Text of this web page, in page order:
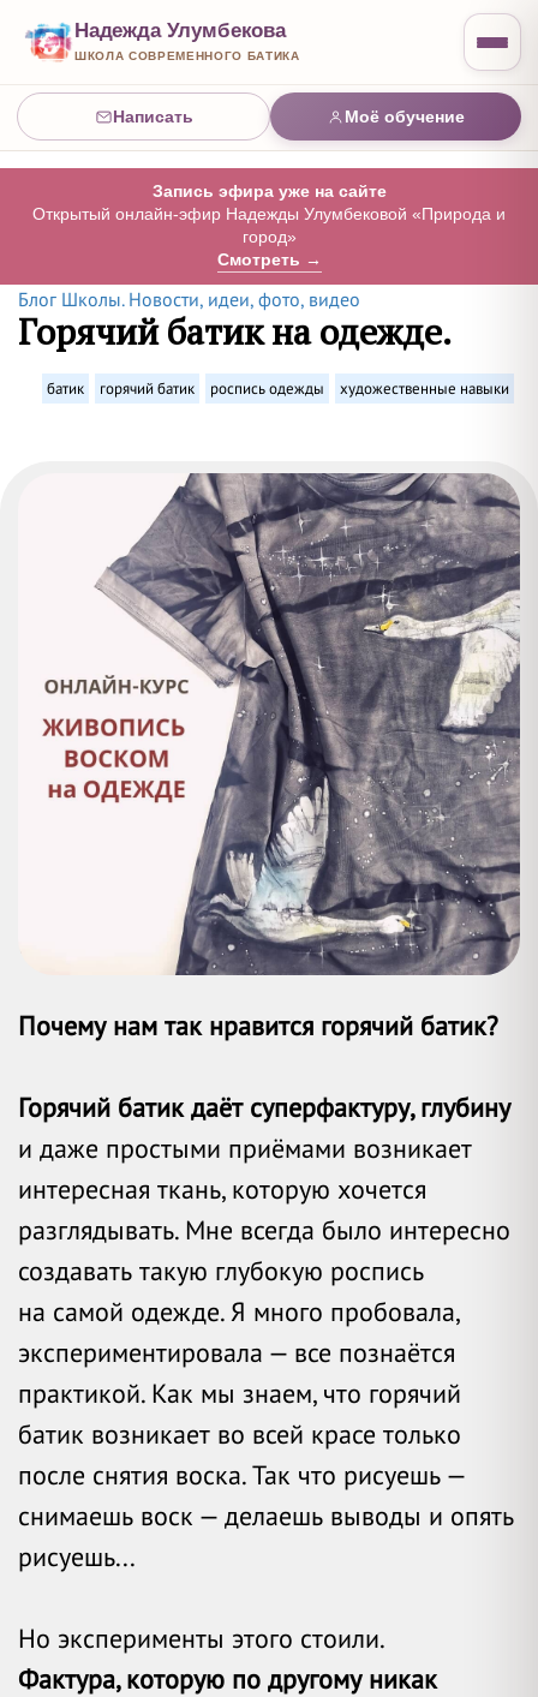
Надежда Улумбекова
ШКОЛА СОВРЕМЕННОГО БАТИКА
Написать Моё обучение
Запись эфира уже на сайте
Открытый онлайн-эфир Надежды Улумбековой «Природа и
город»
Смотреть →
Блог Школы. Новости, идеи, фото, видео
Горячий батик на одежде.
батик горячий батик роспись одежды художественные навыки
Почему нам так нравится горячий батик?
Горячий батик даёт суперфактуру, глубину
и даже простыми приёмами возникает
интересная ткань, которую хочется
разглядывать. Мне всегда было интересно
создавать такую глубокую роспись
на самой одежде. Я много пробовала,
экспериментировала — все познаётся
практикой. Как мы знаем, что горячий
батик возникает во всей красе только
после снятия воска. Так что рисуешь —
снимаешь воск — делаешь выводы и опять
рисуешь...
Но эксперименты этого стоили.
Фактура, которую по другому никак